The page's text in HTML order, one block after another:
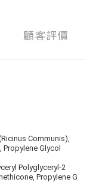
顧客評價
Communis),
Glycol
Polyglyceryl-2
Propylene G